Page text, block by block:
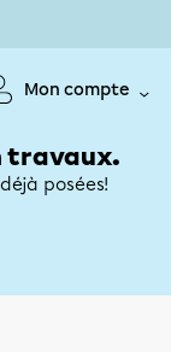
Mon compte
travaux.
posées!